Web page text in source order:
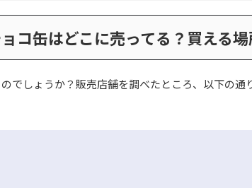
コ缶はどこに売ってる？買える
でしょうか？販売店舗を調べたところ、以下の通